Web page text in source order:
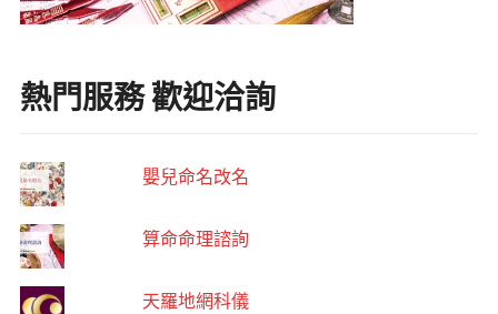
熱門服務 歡迎洽詢
嬰兒命名改名
算命命理諮詢
天羅地網科儀